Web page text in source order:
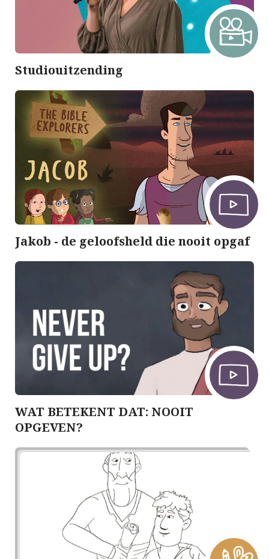
Studiouitzending
Jakob - de geloofsheld die nooit opgaf
WAT BETEKENT DAT: NOOIT
OPGEVEN?